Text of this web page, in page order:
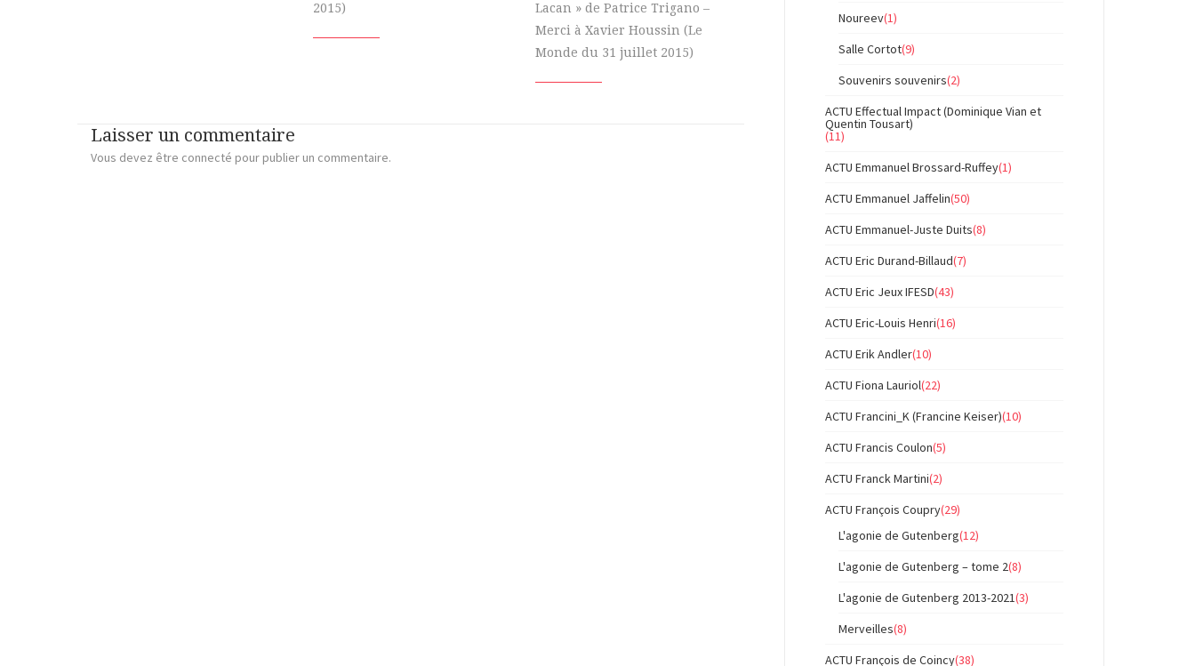
2015)
Lacan » de Patrice Trigano –
Merci à Xavier Houssin (Le
Monde du 31 juillet 2015)
Laisser un commentaire
Vous devez être connecté pour publier un commentaire.
Noureev(1)
Salle Cortot(9)
Souvenirs souvenirs(2)
ACTU Effectual Impact (Dominique Vian et
Quentin Tousart)
(11)
ACTU Emmanuel Brossard-Ruffey(1)
ACTU Emmanuel Jaffelin(50)
ACTU Emmanuel-Juste Duits(8)
ACTU Eric Durand-Billaud(7)
ACTU Eric Jeux IFESD(43)
ACTU Eric-Louis Henri(16)
ACTU Erik Andler(10)
ACTU Fiona Lauriol(22)
ACTU Francini_K (Francine Keiser)(10)
ACTU Francis Coulon(5)
ACTU Franck Martini(2)
ACTU François Coupry(29)
L'agonie de Gutenberg(12)
L'agonie de Gutenberg – tome 2(8)
L'agonie de Gutenberg 2013-2021(3)
Merveilles(8)
ACTU François de Coincy(38)